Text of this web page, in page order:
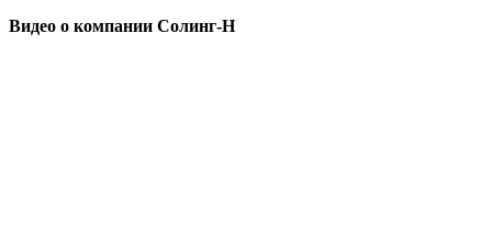
Видео о компании Солинг-Н